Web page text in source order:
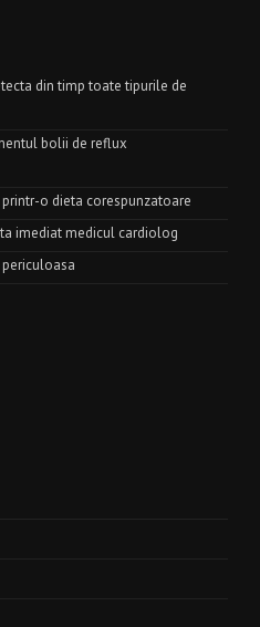
din timp toate tipurile de
bolii de reflux
o dieta corespunzatoare
imediat medicul cardiolog